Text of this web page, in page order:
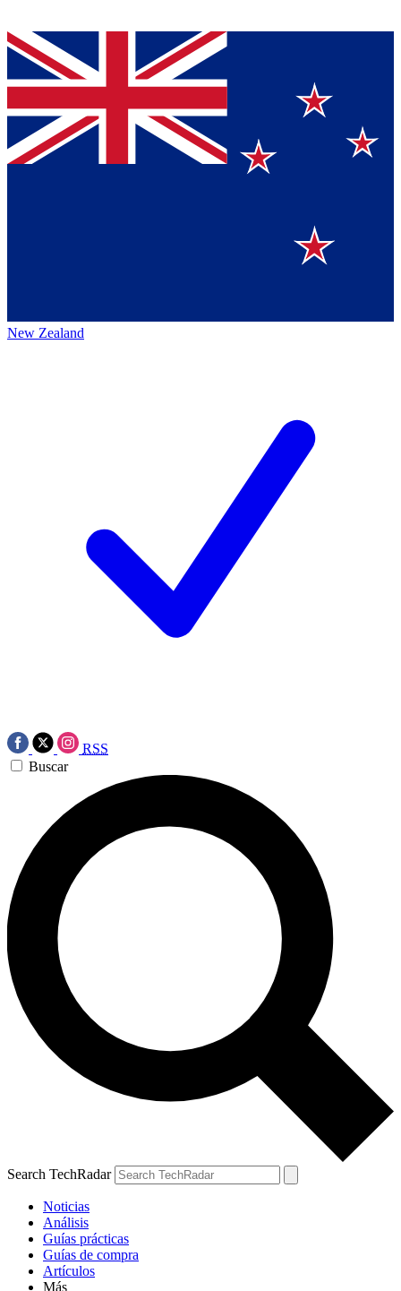
New Zealand
RSS
Buscar
Search TechRadar
Noticias
Análisis
Guías prácticas
Guías de compra
Artículos
Más